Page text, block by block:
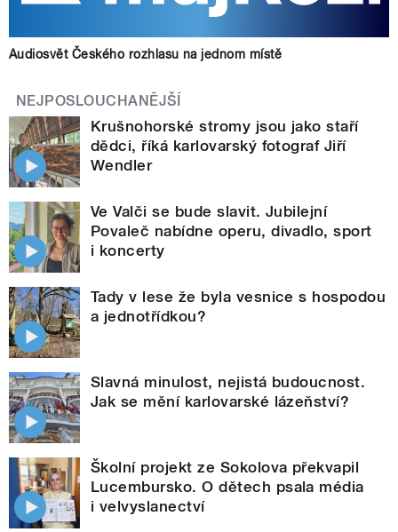
Audiosvět Českého rozhlasu na jednom místě
NEJPOSLOUCHANĚJŠÍ
Krušnohorské stromy jsou jako staří
dědci, říká karlovarský fotograf Jiří
Wendler
Ve Valči se bude slavit. Jubilejní
Povaleč nabídne operu, divadlo, sport
i koncerty
Tady v lese že byla vesnice s hospodou
a jednotřídkou?
Slavná minulost, nejistá budoucnost.
Jak se mění karlovarské lázeňství?
Školní projekt ze Sokolova překvapil
Lucembursko. O dětech psala média
i velvyslanectví